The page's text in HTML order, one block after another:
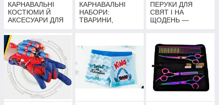
КАРНАВАЛЬНІ
КОСТЮМИ Й
АКСЕСУАРИ ДЛЯ
КАРНАВАЛЬНІ
НАБОРИ:
ТВАРИНИ,
ГЕРОЇ
МУЛЬТФІЛЬМІВ
ПЕРУКИ ДЛЯ
СВЯТ І НА
ЩОДЕНЬ —
СМАК